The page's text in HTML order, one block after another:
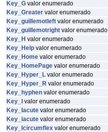
Key_G valor enumerado
Key_Greater valor enumerado
Key_guillemotleft valor enumerado
Key_guillemotright valor enumerado
Key_H valor enumerado
Key_Help valor enumerado
Key_Home valor enumerado
Key_HomePage valor enumerado
Key_Hyper_L valor enumerado
Key_Hyper_R valor enumerado
Key_hyphen valor enumerado
Key_I
valor enumerado
Key_Iacute valor enumerado
Key_iacute valor enumerado
Key_Icircumflex valor enumerado